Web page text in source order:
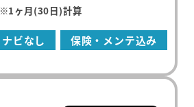
※1ヶ月(30日)計算
ナビなし 保険・メンテ込み